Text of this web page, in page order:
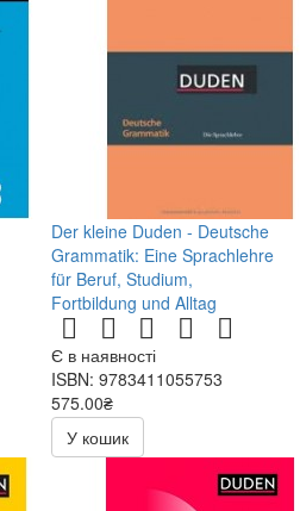
Der kleine Duden - Deutsche
Grammatik: Eine Sprachlehre
für Beruf, Studium,
Fortbildung und Alltag
Є в наявності
ISBN: 9783411055753
575.00₴
У кошик